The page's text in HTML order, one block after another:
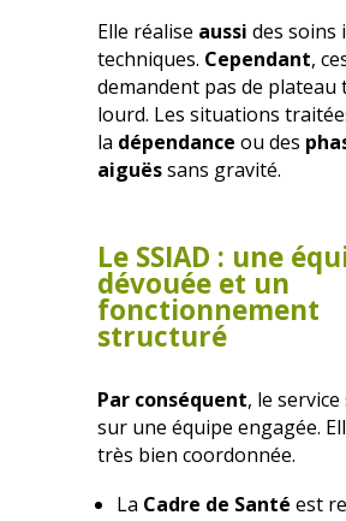
Elle réalise aussi des soins
techniques. Cependant,
demandent pas de plateau
lourd. Les situations
la dépendance ou des
aiguëssans gravité.
Le SSIAD : une
dévouée et un
fonctionnement
structuré
Par conséquent, le service
sur une équipe engagée.
très bien coordonnée.
La Cadre de Santé est